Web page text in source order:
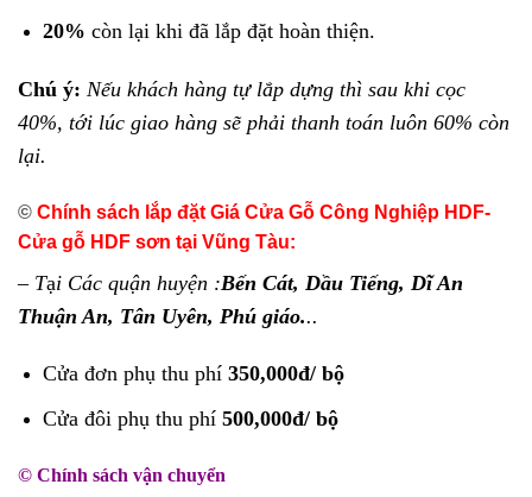
20% còn lại khi đã lắp đặt hoàn thiện.
Chú ý: Nếu khách hàng tự lắp dựng thì sau khi cọc
40%, tới lúc giao hàng sẽ phải thanh toán luôn 60% còn
lại.
© Chính sách lắp đặt Giá Cửa Gỗ Công Nghiệp HDF-
Cửa gỗ HDF sơn tại Vũng Tàu:
– Tại Các quận huyện :Bến Cát, Dầu Tiếng, Dĩ An
Thuận An, Tân Uyên, Phú giáo...
Cửa đơn phụ thu phí 350,000đ/ bộ
Cửa đôi phụ thu phí 500,000đ/ bộ
© Chính sách vận chuyển